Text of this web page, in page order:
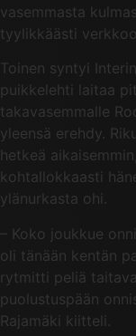
vasemmasta
tyylikkäästi
Toinen syntyi
puikkelehti laitaa
takavasemmalle
yleensä erehdy.
hetkeä
kohtallokkaasti
ylänurkasta ohi.
– Koko joukkue
oli tänään kentän
rytmitti peliä
puolustuspään
Rajamäki kiitteli.